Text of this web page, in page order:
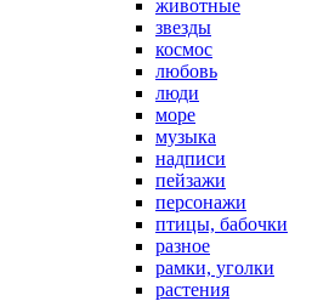
животные
звезды
космос
любовь
люди
море
музыка
надписи
пейзажи
персонажи
птицы, бабочки
разное
рамки, уголки
растения